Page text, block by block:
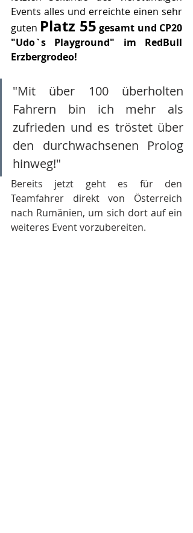
Events alles und erreichte einen sehr
guten Platz 55 gesamt und CP20
"Udo`s Playground" im RedBull
Erzbergrodeo!
"Mit über 100 überholten
Fahrern bin ich mehr als
zufrieden und es tröstet über
den durchwachsenen Prolog
hinweg!"
Bereits jetzt geht es für den
Teamfahrer direkt von Österreich
nach Rumänien, um sich dort auf ein
weiteres Event vorzubereiten.